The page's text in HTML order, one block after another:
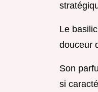
Le
douceur
Son
si